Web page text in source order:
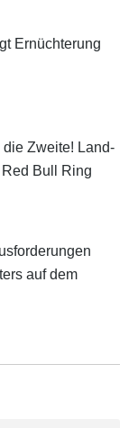
Ernüchterung
Zweite! Land-
Bull Ring
auf dem